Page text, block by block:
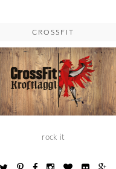
CROSSFIT
rock it